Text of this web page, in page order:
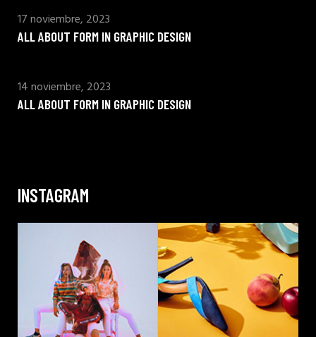
ALL ABOUT FORM IN GRAPHIC DESIGN
17 noviembre, 2023
ALL ABOUT FORM IN GRAPHIC DESIGN
14 noviembre, 2023
INSTAGRAM